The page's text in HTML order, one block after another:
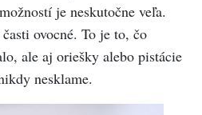
je neskutočne veľa.
ovocné. To je to, čo
ale aj oriešky alebo pistácie
nesklame.